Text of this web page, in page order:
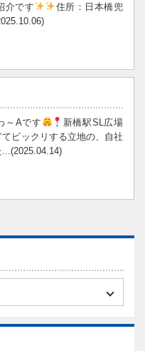
介です
住所：日本橋兜
～Aです
新橋駅SL広場
ビックリする立地の、自社